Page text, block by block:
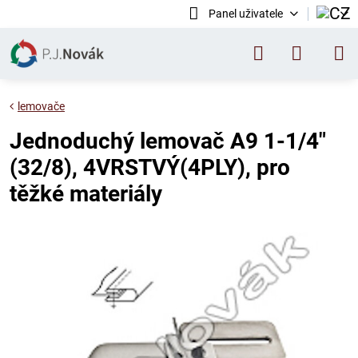
Panel uživatele
lemovače
Jednoduchý lemovač A9 1-1/4"
(32/8), 4VRSTVÝ(4PLY), pro
těžké materiály